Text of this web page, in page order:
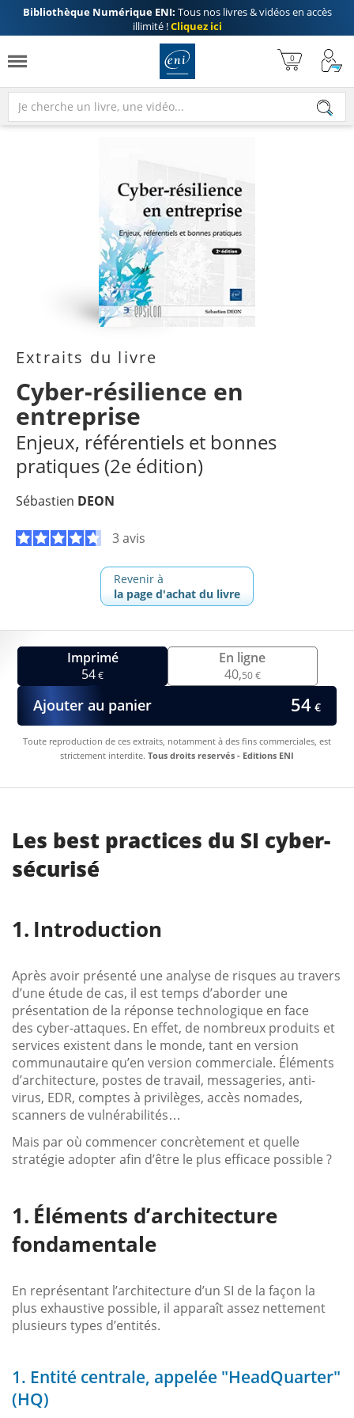
Bibliothèque Numérique ENI: Tous nos livres & vidéos en accès
illimité !Cliquez ici
Extraits du livre
Cyber-résilience en
entreprise
Enjeux, référentiels et bonnes
pratiques (2e édition)
Sébastien DEON
3 avis
Revenir à
la page d'achat du livre
Imprimé
54€
En ligne
40,50 €
Ajouter au panier 54€
Toute reproduction de ces extraits, notamment à des fins commerciales, est
strictement interdite. Tous droits reservés - Editions ENI
Les best practices du SI cyber-
sécurisé
Introduction
Après avoir présenté une analyse de risques au travers
d’une étude de cas, il est temps d’aborder une
présentation de la réponse technologique en face
des cyber-attaques. En effet, de nombreux produits et
services existent dans le monde, tant en version
communautaire qu’en version commerciale. Éléments
d’architecture, postes de travail, messageries, anti-
virus, EDR, comptes à privilèges, accès nomades,
scanners de vulnérabilités…
Mais par où commencer concrètement et quelle
stratégie adopter afin d’être le plus efficace possible ?
Éléments d’architecture
fondamentale
En représentant l’architecture d’un SI de la façon la
plus exhaustive possible, il apparaît assez nettement
plusieurs types d’entités.
1. Entité centrale, appelée "HeadQuarter"
(HQ)